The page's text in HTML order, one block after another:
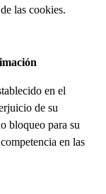
las cookies.
en el
de su
bloqueo para su
en las